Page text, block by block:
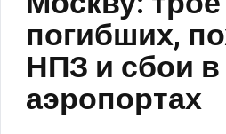
погибших,
НПЗ и сбои в
аэропортах